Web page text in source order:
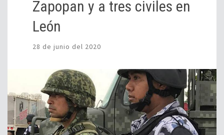
Zapopan y a tres civiles en
León
28 de junio del 2020